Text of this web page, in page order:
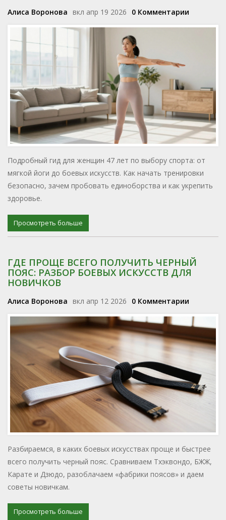
Алиса Воронова вкл апр 19 2026 0 Комментарии
Подробный гид для женщин 47 лет по выбору спорта: от
мягкой йоги до боевых искусств. Как начать тренировки
безопасно, зачем пробовать единоборства и как укрепить
здоровье.
Просмотреть больше
ГДЕ ПРОЩЕ ВСЕГО ПОЛУЧИТЬ ЧЕРНЫЙ
ПОЯС: РАЗБОР БОЕВЫХ ИСКУССТВ ДЛЯ
НОВИЧКОВ
Алиса Воронова вкл апр 12 2026 0 Комментарии
Разбираемся, в каких боевых искусствах проще и быстрее
всего получить черный пояс. Сравниваем Тхэквондо, БЖЖ,
Карате и Дзюдо, разоблачаем «фабрики поясов» и даем
советы новичкам.
Просмотреть больше